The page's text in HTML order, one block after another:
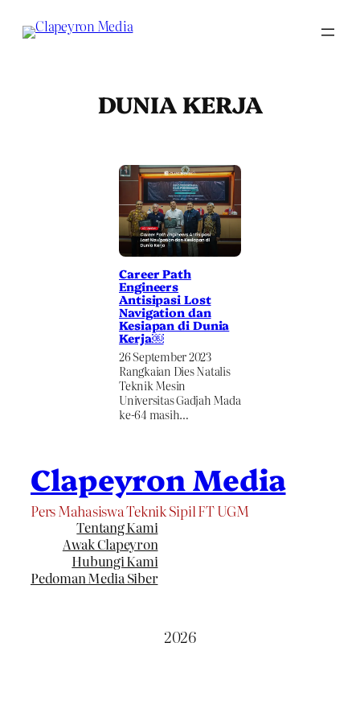
DUNIA KERJA
Career Path
Engineers
Antisipasi Lost
Navigation dan
Kesiapan di Dunia
Kerja￼
26 September 2023
Rangkaian Dies Natalis
Teknik Mesin
Universitas Gadjah Mada
ke-64 masih…
Clapeyron Media
Pers Mahasiswa Teknik Sipil FT UGM
Tentang Kami
Awak Clapeyron
Hubungi Kami
Pedoman Media Siber
2026